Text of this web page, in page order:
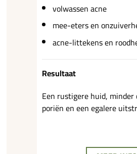
volwassen acne
mee-eters en
acne-littekens en
Resultaat
Een rustigere huid,
poriën en een egalere